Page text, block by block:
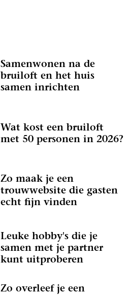
Samenwonen na de
bruiloft en het huis
samen inrichten
Wat kost een bruiloft
met 50 personen in 2026?
Zo maak je een
trouwwebsite die gasten
echt fijn vinden
Leuke hobby's die je
samen met je partner
kunt uitproberen
Zo overleef je een